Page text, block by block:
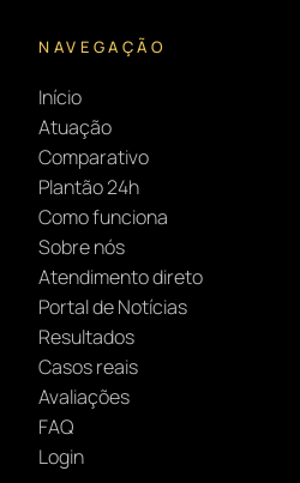
NAVEGAÇÃO
Início
Atuação
Comparativo
Plantão 24h
Como funciona
Sobre nós
Atendimento direto
Portal de Notícias
Resultados
Casos reais
Avaliações
FAQ
Login